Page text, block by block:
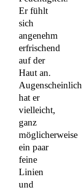
Er fühlt
sich
angenehm
erfrischend
auf der
Haut an.
Augenscheinlich
hat er
vielleicht,
ganz
möglicherweise
ein paar
feine
Linien
und